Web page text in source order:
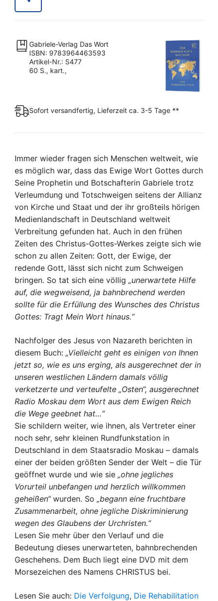
Gabriele-Verlag Das Wort
ISBN: 9783964463593
Artikel-Nr.: S477
60 S., kart.,
Sofort versandfertig, Lieferzeit ca. 3-5 Tage **
Immer wieder fragen sich Menschen weltweit, wie
es möglich war, dass das Ewige Wort Gottes durch
Seine Prophetin und Botschafterin Gabriele trotz
Verleumdung und Totschweigen seitens der Allianz
von Kirche und Staat und der ihr großteils hörigen
Medienlandschaft in Deutschland weltweit
Verbreitung gefunden hat. Auch in den frühen
Zeiten des Christus-Gottes-Werkes zeigte sich wie
schon zu allen Zeiten: Gott, der Ewige, der
redende Gott, lässt sich nicht zum Schweigen
bringen. So tat sich eine völlig „unerwartete Hilfe
auf, die wegweisend, ja bahnbrechend werden
sollte für die Erfüllung des Wunsches des Christus
Gottes: Tragt Mein Wort hinaus.“
Nachfolger des Jesus von Nazareth berichten in
diesem Buch: „Vielleicht geht es einigen von Ihnen
jetzt so, wie es uns erging, als ausgerechnet der in
unseren westlichen Ländern damals völlig
verketzerte und verteufelte „Osten“, ausgerechnet
Radio Moskau dem Wort aus dem Ewigen Reich
die Wege geebnet hat…“
Sie schildern weiter, wie ihnen, als Vertreter einer
noch sehr, sehr kleinen Rundfunkstation in
Deutschland in dem Staatsradio Moskau – damals
einer der beiden größten Sender der Welt – die Tür
geöffnet wurde und wie sie „ohne jegliches
Vorurteil unbefangen und herzlich willkommen
geheißen“wurden. So „begann eine fruchtbare
Zusammenarbeit, ohne jegliche Diskriminierung
wegen des Glaubens der Urchristen.“
Lesen Sie mehr über den Verlauf und die
Bedeutung dieses unerwarteten, bahnbrechenden
Geschehens. Dem Buch liegt eine DVD mit dem
Morsezeichen des Namens CHRISTUS bei.
Lesen Sie auch: Die Verfolgung, Die Rehabilitation